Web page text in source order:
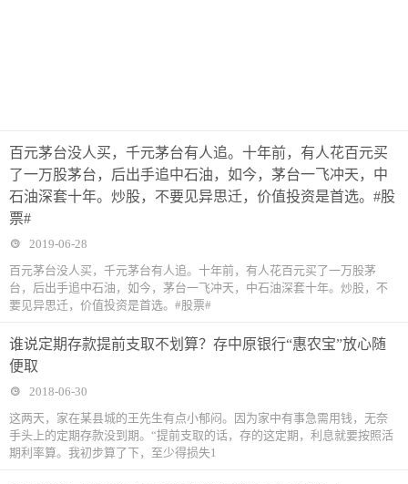
百元茅台没人买，千元茅台有人追。十年前，有人花百元买
了一万股茅台，后出手追中石油，如今，茅台一飞冲天，中
石油深套十年。炒股，不要见异思迁，价值投资是首选。#股
票#
2019-06-28
百元茅台没人买，千元茅台有人追。十年前，有人花百元买了一万股茅
台，后出手追中石油，如今，茅台一飞冲天，中石油深套十年。炒股，不
要见异思迁，价值投资是首选。#股票#
谁说定期存款提前支取不划算？存中原银行“惠农宝”放心随
便取
2018-06-30
这两天，家在某县城的王先生有点小郁闷。因为家中有事急需用钱，无奈
手头上的定期存款没到期。“提前支取的话，存的这定期，利息就要按照活
期利率算。我初步算了下，至少得损失1